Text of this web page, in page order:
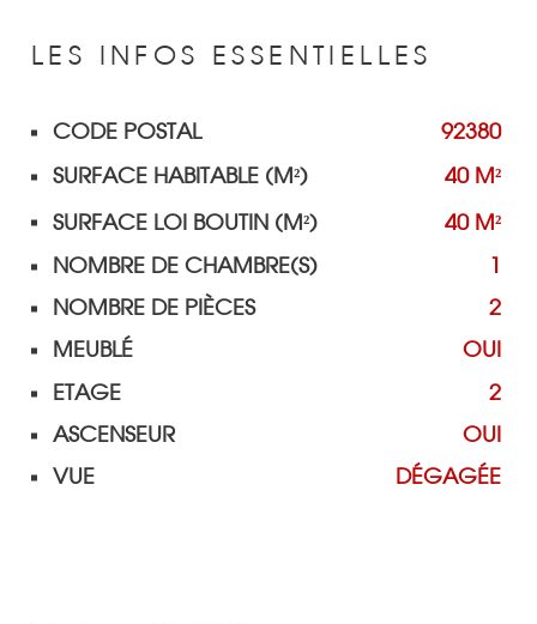
LES INFOS ESSENTIELLES
Caractérisque Valeurs
CODE POSTAL 92380
SURFACE HABITABLE (M²) 40 M²
SURFACE LOI BOUTIN (M²) 40 M²
NOMBRE DE CHAMBRE(S)
NOMBRE DE PIÈCES
2
MEUBLÉ
OUI
ETAGE
2
ASCENSEUR
OUI
VUE
DÉGAGÉE